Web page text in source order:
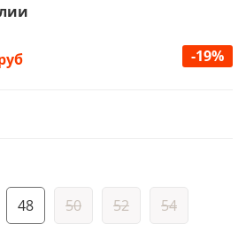
-19%
48 50 52 54